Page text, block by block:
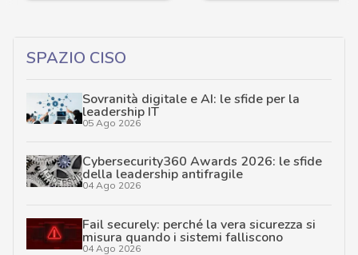
SPAZIO CISO
Sovranità digitale e AI: le sfide per la
leadership IT
05 Ago 2026
Cybersecurity360 Awards 2026: le sfide
della leadership antifragile
04 Ago 2026
Fail securely: perché la vera sicurezza si
misura quando i sistemi falliscono
04 Ago 2026